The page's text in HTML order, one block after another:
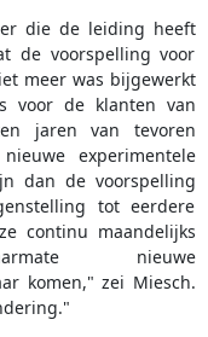
die de leiding heeft
de voorspelling voor
meer was bijgewerkt
voor de klanten van
jaren van tevoren
experimentele
dan de voorspelling
tot eerdere
continu maandelijks
nieuwe
komen," zei Miesch.